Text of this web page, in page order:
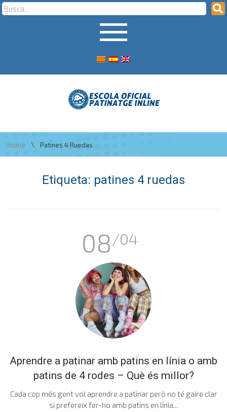
Home \ Patines 4 Ruedas
Etiqueta: patines 4 ruedas
08/04
Aprendre a patinar amb patins en línia o amb
patins de 4 rodes – Què és millor?
Cada cop més gent vol aprendre a patinar però no té gaire clar
si prefereix fer-ho amb patins en línia...